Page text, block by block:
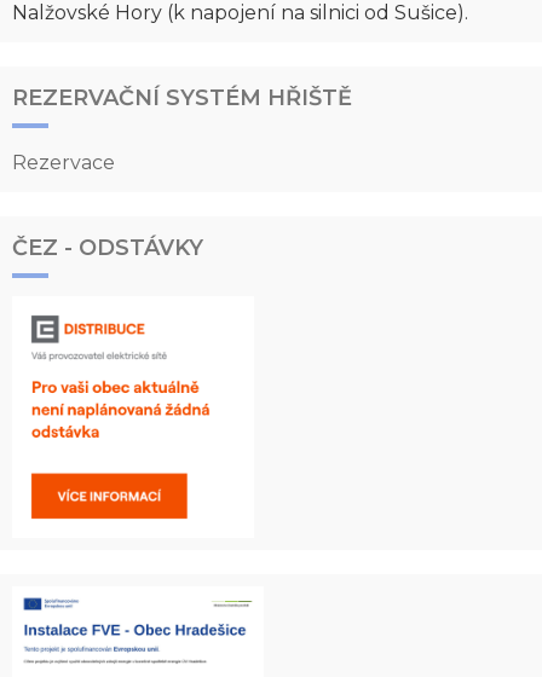
Nalžovské Hory (k napojení na silnici od Sušice).
REZERVAČNÍ SYSTÉM HŘIŠTĚ
Rezervace
ČEZ - ODSTÁVKY